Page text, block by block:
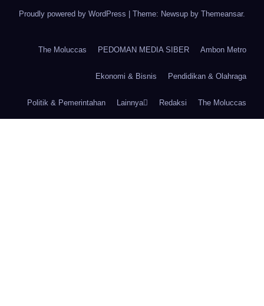
Proudly powered by WordPress Theme: Newsup by Themeansar.
The Moluccas PEDOMAN MEDIA SIBER Ambon Metro
Ekonomi & Bisnis Pendidikan & Olahraga
Politik & Pemerintahan Lainnya Redaksi The Moluccas